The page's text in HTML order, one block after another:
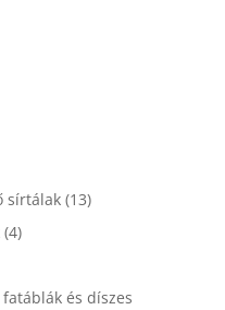
sírtálak 1313
44
és díszes